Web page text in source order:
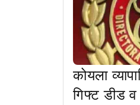
कोयला
गिफ्ट डीड